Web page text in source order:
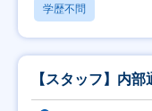
学歴不問
【スタッフ】内